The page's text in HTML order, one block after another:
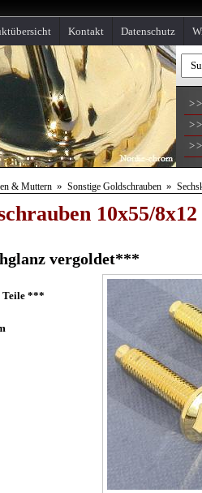
Datenschutz
Kontakt
& Muttern » Sonstige Goldschrauben »
10x55/
vergoldet***
Teile ***